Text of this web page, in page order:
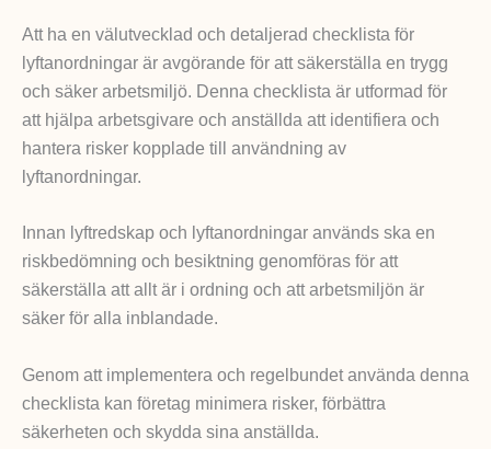
Att ha en välutvecklad och detaljerad checklista för
lyftanordningar är avgörande för att säkerställa en trygg
och säker arbetsmiljö. Denna checklista är utformad för
att hjälpa arbetsgivare och anställda att identifiera och
hantera risker kopplade till användning av
lyftanordningar.
Innan lyftredskap och lyftanordningar används ska en
riskbedömning och besiktning genomföras för att
säkerställa att allt är i ordning och att arbetsmiljön är
säker för alla inblandade.
Genom att implementera och regelbundet använda denna
checklista kan företag minimera risker, förbättra
säkerheten och skydda sina anställda.